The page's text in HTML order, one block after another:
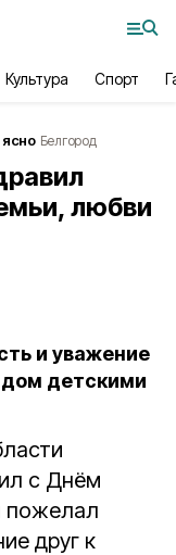
Культура Спорт
ясно Белгород
любви
и уважение
дом детскими
с Днём
пожелал
друг к